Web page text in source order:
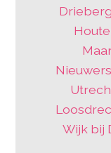
Wijk bij